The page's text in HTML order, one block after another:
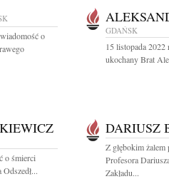
o
GDAŃSK
15 listopada 2022
ukochany Brat
o śmierci
DARIUSZ
Z głębokim
Profesora
Zakładu...